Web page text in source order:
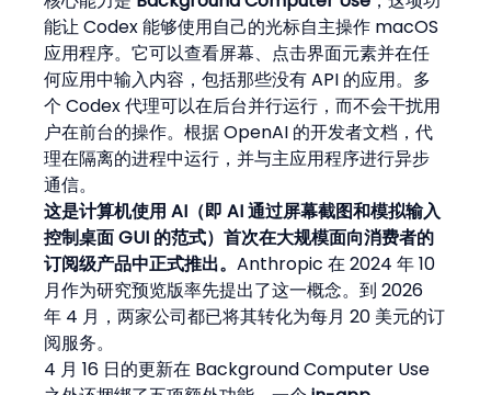
能让 Codex 能够使用自己的光标自主操作 macOS
应用程序。它可以查看屏幕、点击界面元素并在任
何应用中输入内容，包括那些没有 API 的应用。多
个 Codex 代理可以在后台并行运行，而不会干扰用
户在前台的操作。根据 OpenAI 的开发者文档，代
理在隔离的进程中运行，并与主应用程序进行异步
通信。
这是计算机使用 AI（即 AI 通过屏幕截图和模拟输入
控制桌面 GUI 的范式）首次在大规模面向消费者的
订阅级产品中正式推出。Anthropic 在 2024 年 10
月作为研究预览版率先提出了这一概念。到 2026
年 4 月，两家公司都已将其转化为每月 20 美元的订
阅服务。
4 月 16 日的更新在 Background Computer Use